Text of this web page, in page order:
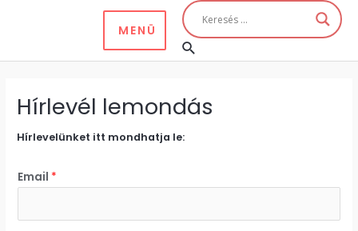
MAIN
MENÜ
Keresés
Hírlevél lemondás
Hírlevelünket itt mondhatja le:
Email *